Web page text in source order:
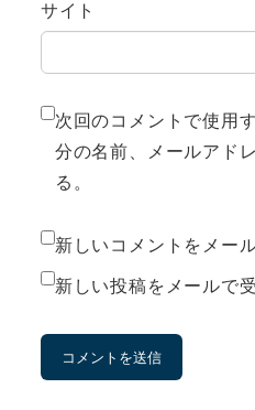
サイト
次回のコメントで使用
分の名前、メールアド
る。
新しいコメントをメー
新しい投稿をメールで